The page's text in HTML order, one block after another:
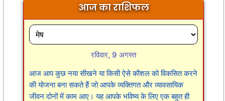
आज का राशिफल
रविवार, 9 अगस्त
आज आप कुछ नया सीखने या किसी ऐसे कौशल को विकसित करने
की योजना बना सकते हैं जो आपके व्यक्तिगत और व्यावसायिक
जीवन दोनों में काम आए। यह आपके भविष्य के लिए एक बहुत ही